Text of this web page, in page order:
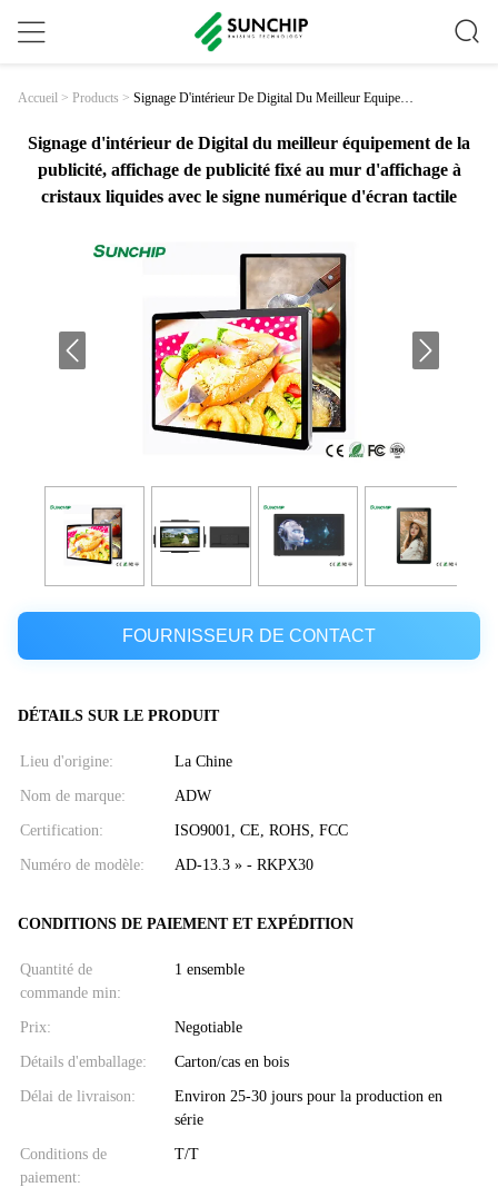
Accueil > Products > Signage D'intérieur De Digital Du Meilleur Équipeme
Mérique D'écran Tactile
Signage d'intérieur de Digital du meilleur équipement de la
publicité, affichage de publicité fixé au mur d'affichage à
cristaux liquides avec le signe numérique d'écran tactile
FOURNISSEUR DE CONTACT
DÉTAILS SUR LE PRODUIT
Lieu d'origine: La Chine
Nom de marque: ADW
Certification: ISO9001, CE, ROHS, FCC
Numéro de modèle: AD-13.3 » - RKPX30
CONDITIONS DE PAIEMENT ET EXPÉDITION
Quantité de
commande min:
1 ensemble
Prix: Negotiable
Détails d'emballage: Carton/cas en bois
Délai de livraison:
Environ 25-30 jours pour la production en
série
Conditions de
paiement:
T/T